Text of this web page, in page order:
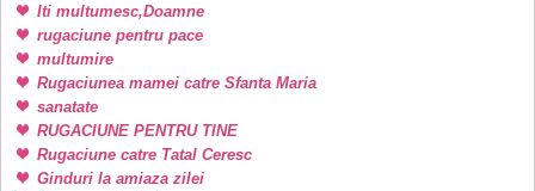
Iti multumesc,Doamne
rugaciune pentru pace
multumire
Rugaciunea mamei catre Sfanta Maria
sanatate
RUGACIUNE PENTRU TINE
Rugaciune catre Tatal Ceresc
Ginduri la amiaza zilei